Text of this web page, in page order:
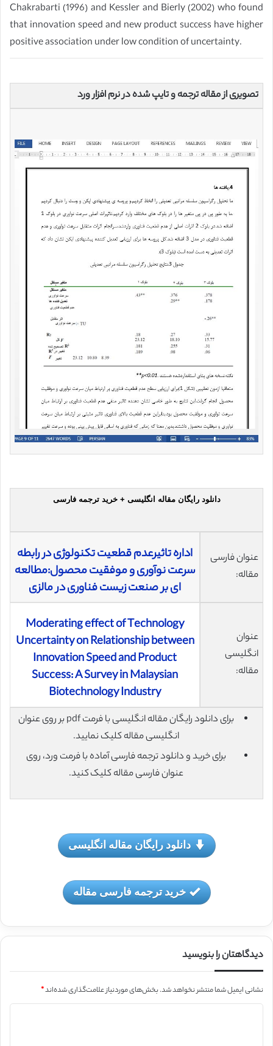
Chakrabarti (1996) and Kessler and Bierly (2002) who found
that innovation speed and new product success have higher
positive association under low condition of uncertainty.
تصویری از مقاله ترجمه و تایپ شده در نرم افزار ورد
دانلود رایگان مقاله انگلیسی + خرید ترجمه فارسی
عنوان فارسی
مقاله:
اداره تاثیرعدم قطعیت تکنولوژی در رابطه
سرعت نوآوری و موفقیت محصول:مطالعه
ای بر صنعت زیست فناوری در مالزی
عنوان
انگلیسی
مقاله:
Moderating effect of Technology
Uncertainty on Relationship between
Innovation Speed and Product
Success: A Survey in Malaysian
Biotechnology Industry
برای دانلود رایگان مقاله انگلیسی با فرمت pdf بر روی عنوان
انگلیسی مقاله کلیک نمایید.
برای خرید و دانلود ترجمه فارسی آماده با فرمت ورد، روی
عنوان فارسی مقاله کلیک کنید.
دانلود رایگان مقاله انگلیسی
خرید ترجمه فارسی مقاله
دیدگاهتان را بنویسید
نشانی ایمیل شما منتشر نخواهد شد.بخش‌های موردنیاز علامت‌گذاری شده‌اند*